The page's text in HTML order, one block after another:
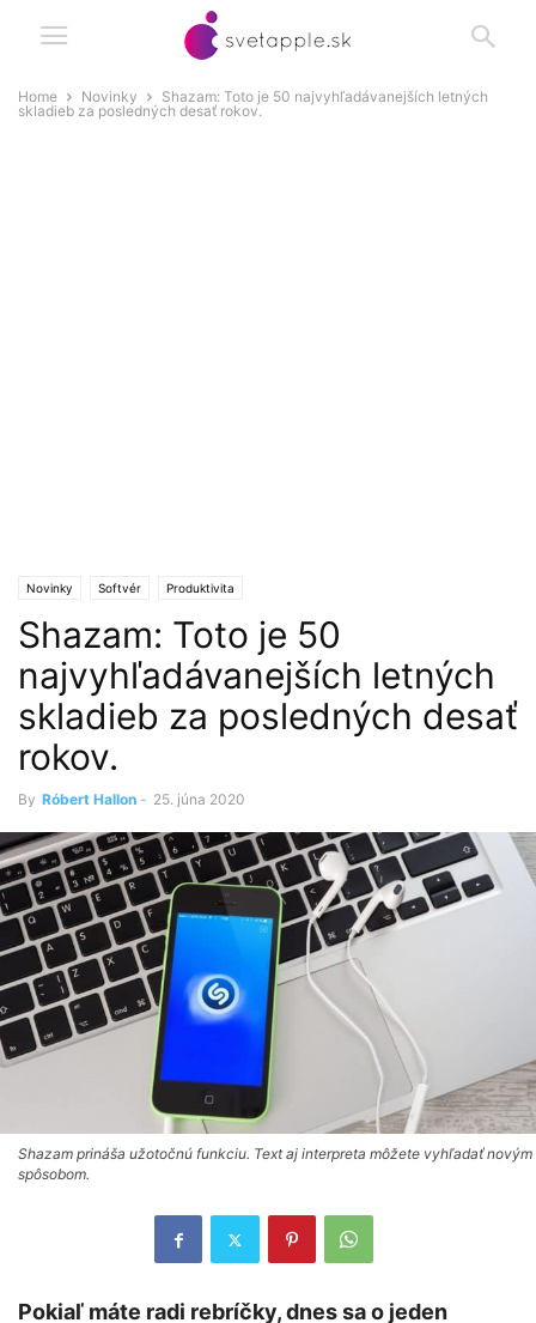
Home Novinky
Shazam: Toto je 50 najvyhľadávanejších letných
skladieb za posledných desať rokov.
Novinky Softvér Produktivita
Shazam: Toto je 50
najvyhľadávanejších letných
skladieb za posledných desať
rokov.
By Róbert Hallon - 25. júna 2020
Shazam prináša užotočnú funkciu. Text aj interpreta môžete vyhľadať novým
spôsobom.
Pokiaľ máte radi rebríčky, dnes sa o jeden